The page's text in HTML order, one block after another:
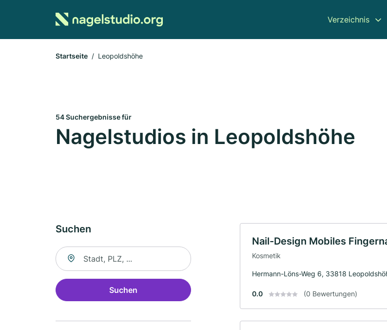
Verzeichnis
Startseite Leopoldshöhe
54 Suchergebnisse für
Nagelstudios in Leopoldshöhe
Suchen
Suche nach Ort
Suchen
Nail-Design Mobiles
Kosmetik
Hermann-Löns-Weg 6, 33818
0.0 (0 Bewertungen)